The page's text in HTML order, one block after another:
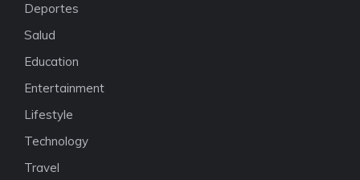
Deportes
Salud
Education
Entertainment
Lifestyle
Technology
Travel